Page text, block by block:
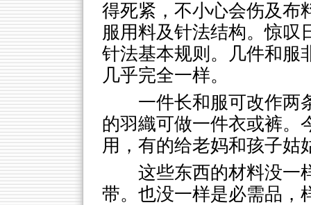
得死紧，不小心会伤及布
服用料及针法结构。惊叹
针法基本规则。几件和服
几乎完全一样。
一件长和服可改作两
的羽織可做一件衣或裤。
用，有的给老妈和孩子姑
这些东西的材料没一
带。也没一样是必需品，